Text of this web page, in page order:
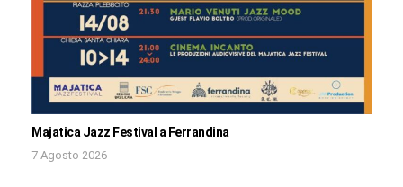
Majatica Jazz Festival a Ferrandina
7 Agosto 2026